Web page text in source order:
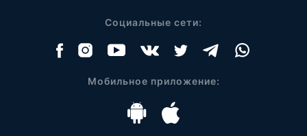
Социальные сети:
Мобильное приложение: